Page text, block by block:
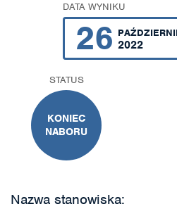
DATA WYNIKU
26 2022
STATUS
KONIEC
NABORU
Nazwa stanowiska: